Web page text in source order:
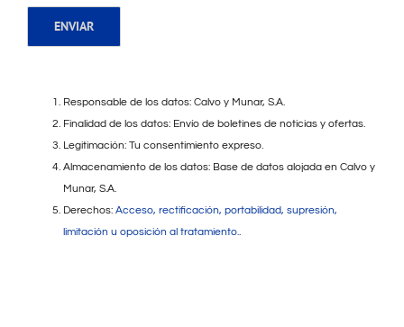
Responsable de los datos: Calvo y Munar, S.A.
Finalidad de los datos: Envío de boletines de noticias y ofertas.
Legitimación: Tu consentimiento expreso.
Almacenamiento de los datos: Base de datos alojada en Calvo y
Munar, S.A.
Derechos: Acceso, rectificación, portabilidad, supresión,
limitación u oposición al tratamiento..